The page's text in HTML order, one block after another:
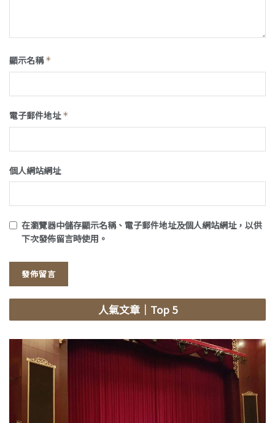
顯示名稱*
電子郵件地址*
個人網站網址
在瀏覽器中儲存顯示名稱、電子郵件地址及個人網站網址，以供
下次發佈留言時使用。
人氣文章｜Top 5